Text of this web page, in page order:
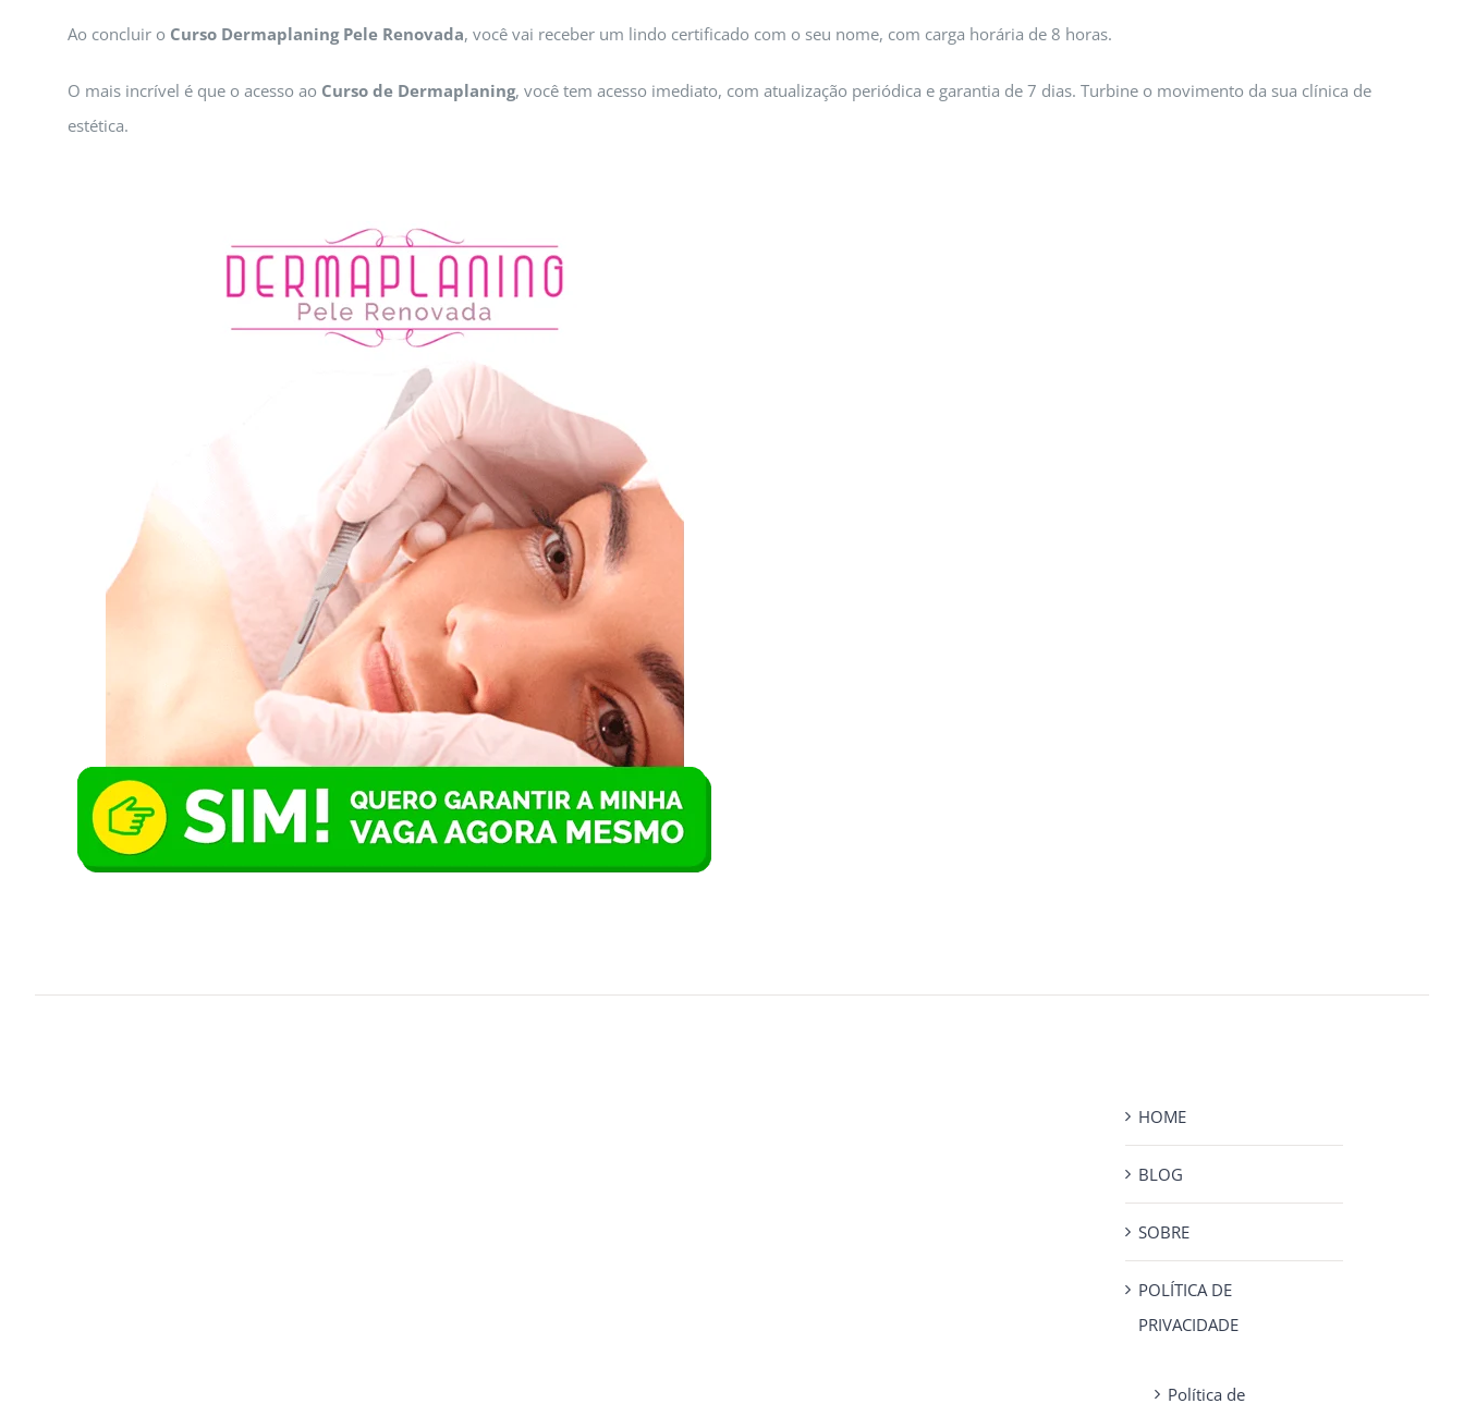
Ao concluir o Curso Dermaplaning Pele Renovada, você vai receber um lindo certificado com o seu nome, com carga horária de 8 horas.
O mais incrível é que o acesso ao Curso de Dermaplaning, você tem acesso imediato, com atualização periódica e garantia de 7 dias. Turbine o movimento da sua clínica de
estética.
HOME
BLOG
SOBRE
POLÍTICA DE
PRIVACIDADE
Política de